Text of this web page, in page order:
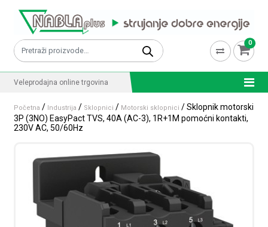
Pretraži: 0
Veleprodajna online trgovina
Početna / Industrija / Sklopnici / Motorski sklopnici / Sklopnik motorski
3P (3NO) EasyPact TVS, 40A (AC-3), 1R+1M pomoćni kontakti,
230V AC, 50/60Hz